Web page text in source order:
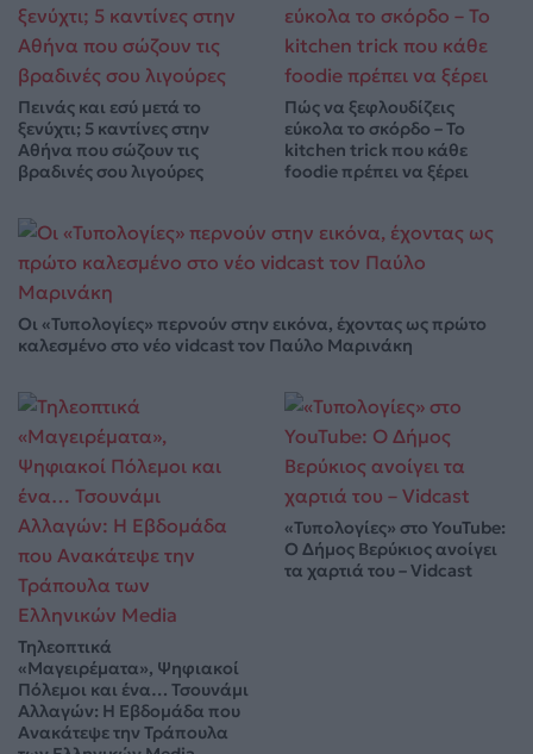
Πεινάς και εσύ μετά το
ξενύχτι; 5 καντίνες στην
Αθήνα που σώζουν τις
βραδινές σου λιγούρες
Πώς να ξεφλουδίζεις
εύκολα το σκόρδο – Το
kitchen trick που κάθε
foodie πρέπει να ξέρει
Οι «Τυπολογίες» περνούν στην εικόνα, έχοντας ως πρώτο
καλεσμένο στο νέο vidcast τον Παύλο Μαρινάκη
Τηλεοπτικά
«Μαγειρέματα», Ψηφιακοί
Πόλεμοι και ένα… Τσουνάμι
Αλλαγών: Η Εβδομάδα που
Ανακάτεψε την Τράπουλα
«Τυπολογίες» στο YouTube:
Ο Δήμος Βερύκιος ανοίγει
τα χαρτιά του – Vidcast